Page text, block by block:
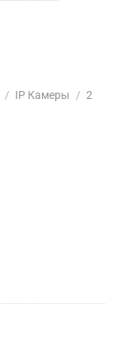
/ IP Камеры / 2